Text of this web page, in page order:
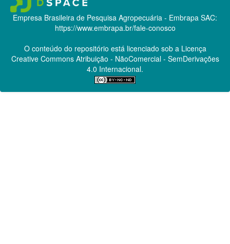
Empresa Brasileira de Pesquisa Agropecuária - Embrapa SAC:
https://www.embrapa.br/fale-conosco
O conteúdo do repositório está licenciado sob a Licença
Creative CommonsAtribuição - NãoComercial - SemDerivações
4.0 Internacional.